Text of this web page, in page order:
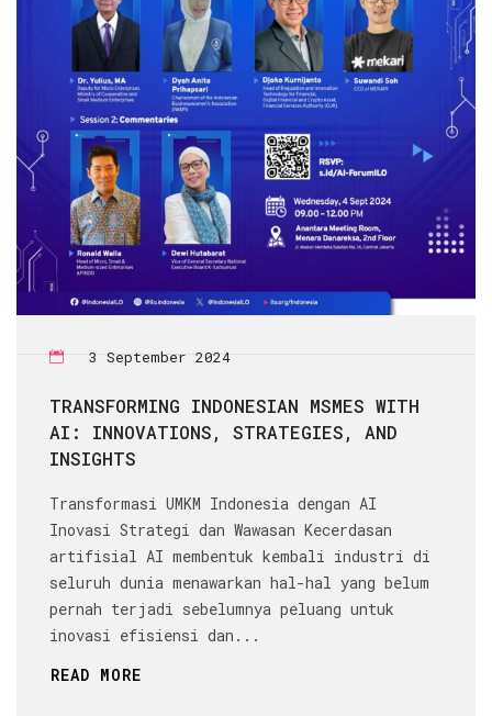
3 September 2024
TRANSFORMING INDONESIAN MSMES WITH
AI: INNOVATIONS, STRATEGIES, AND
INSIGHTS
Transformasi UMKM Indonesia dengan AI
Inovasi Strategi dan Wawasan Kecerdasan
artifisial AI membentuk kembali industri di
seluruh dunia menawarkan hal-hal yang belum
pernah terjadi sebelumnya peluang untuk
inovasi efisiensi dan...
READ MORE